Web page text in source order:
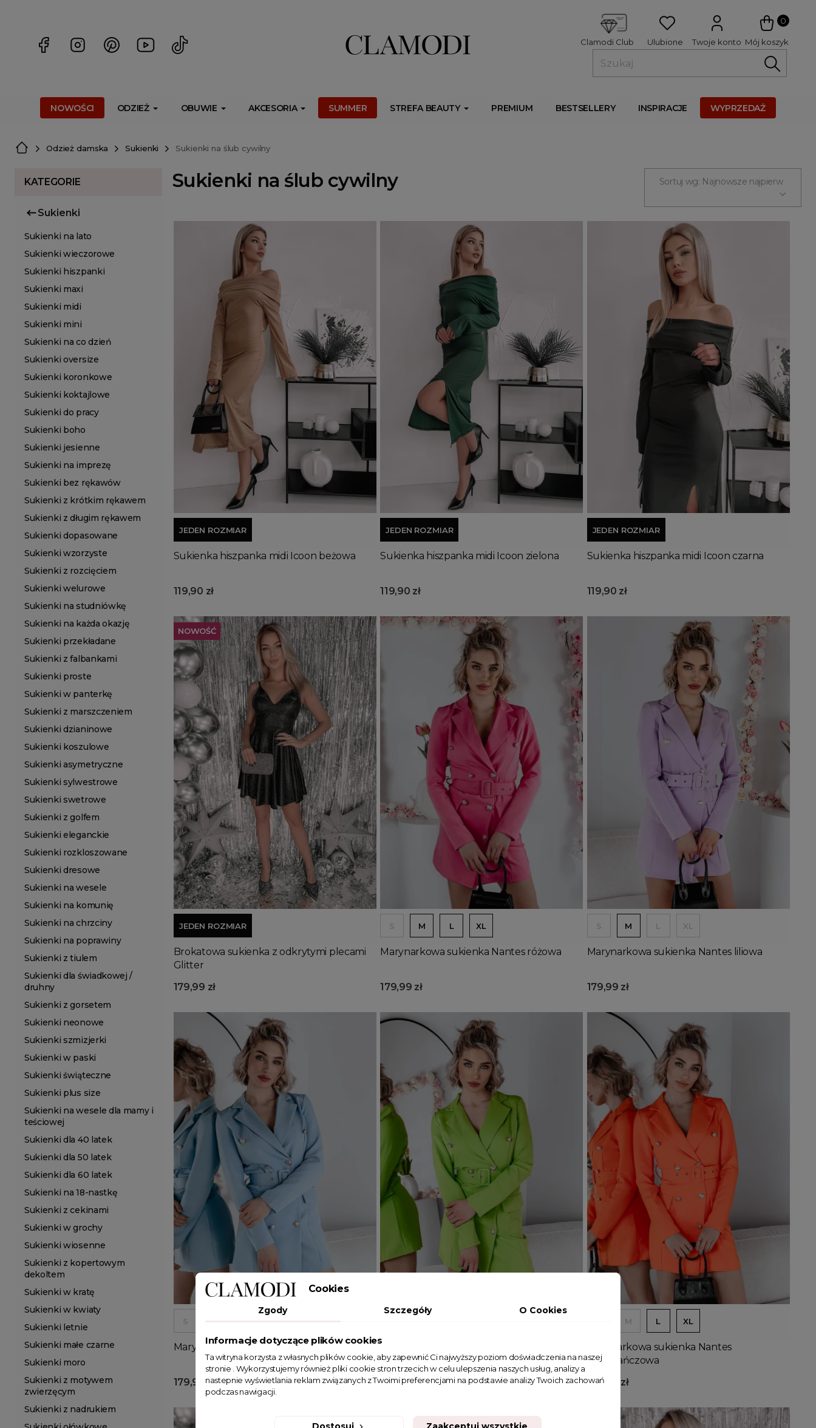
0
Mój koszyk
Twoje konto
Ulubione
Clamodi Club
NOWOŚCI ODZIEŻ OBUWIE AKCESORIA SUMMER STREFA BEAUTY PREMIUM BESTSELLERY INSPIRACJE WYPRZEDAŻ
Odzież damska Sukienki Sukienki na ślub cywilny
KATEGORIE
Sukienki
Sukienki na lato
Sukienki wieczorowe
Sukienki hiszpanki
Sukienki maxi
Sukienki midi
Sukienki mini
Sukienki na co dzień
Sukienki oversize
Sukienki koronkowe
Sukienki koktajlowe
Sukienki do pracy
Sukienki boho
Sukienki jesienne
Sukienki na imprezę
Sukienki bez rękawów
Sukienki z krótkim rękawem
Sukienki z długim rękawem
Sukienki dopasowane
Sukienki wzorzyste
Sukienki z rozcięciem
Sukienki welurowe
Sukienki na studniówkę
Sukienki na każda okazję
Sukienki przekładane
Sukienki z falbankami
Sukienki proste
Sukienki w panterkę
Sukienki z marszczeniem
Sukienki dzianinowe
Sukienki koszulowe
Sukienki asymetryczne
Sukienki sylwestrowe
Sukienki swetrowe
Sukienki z golfem
Sukienki eleganckie
Sukienki rozkloszowane
Sukienki dresowe
Sukienki na wesele
Sukienki na komunię
Sukienki na chrzciny
Sukienki na poprawiny
Sukienki z tiulem
Sukienki dla świadkowej /
druhny
Sukienki z gorsetem
Sukienki neonowe
Sukienki szmizjerki
Sukienki w paski
Sukienki świąteczne
Sukienki plus size
Sukienki na wesele dla mamy i
teściowej
Sukienki dla 40 latek
Sukienki dla 50 latek
Sukienki dla 60 latek
Sukienki na 18-nastkę
Sukienki z cekinami
Sukienki w grochy
Sukienki wiosenne
Sukienki z kopertowym
dekoltem
Sukienki w kratę
Sukienki w kwiaty
Sukienki letnie
Sukienki małe czarne
Sukienki moro
Sukienki z motywem
zwierzęcym
Sukienki z nadrukiem
Sukienki na ślub cywilny Sortuj wg: Najnowsze najpierw
Dodaj do koszyka
JEDEN ROZMIAR
Sukienka hiszpanka midi Icoon beżowa
119,90 zł
Dodaj do koszyka
JEDEN ROZMIAR
Sukienka hiszpanka midi Icoon zielona
119,90 zł
JEDEN ROZMIAR
Sukienka hiszpanka midi Icoon czarna
119,90 zł
Dodaj do koszyka
JEDEN ROZMIAR
Brokatowa sukienka z odkrytymi plecami
Glitter
179,99 zł
NOWOŚĆ
Dodaj do koszyka
S M L XL
Marynarkowa sukienka Nantes różowa
179,99 zł
S M L XL
Marynarkowa sukienka Nantes liliowa
179,99 zł
S
Marynarkowa sukienka Nantes błękitna
179,99 zł
Dodaj do koszyka
Marynarkowa sukienka Nantes zielona
179,99 zł
M L XL
Marynarkowa sukienka Nantes
pomarańczowa
179,99 zł
Cookies
Zgody Szczegóły O Cookies
Informacje dotyczące plików cookies
Ta witryna korzysta z własnych plików cookie, aby zapewnić Ci najwyższy poziom doświadczenia na naszej
stronie . Wykorzystujemy również pliki cookie stron trzecich w celu ulepszenia naszych usług, analizy a
nastepnie wyświetlania reklam związanych z Twoimi preferencjami na podstawie analizy Twoich zachowań
podczas nawigacji.